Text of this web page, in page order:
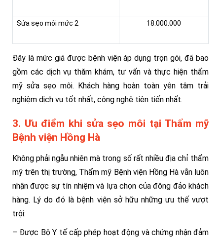
Sửa sẹo môi mức 2 18.000.000
Đây là mức giá được bệnh viện áp dụng trọn gói, đã bao
gồm các dịch vụ thăm khám, tư vấn và thực hiện thẩm
mỹ sửa sẹo môi. Khách hàng hoàn toàn yên tâm trải
nghiệm dịch vụ tốt nhất, công nghệ tiên tiến nhất.
3. Ưu điểm khi sửa sẹo môi tại Thẩm mỹ
Bệnh viện Hồng Hà
Không phải ngẫu nhiên mà trong số rất nhiều địa chỉ thẩm
mỹ trên thị trường, Thẩm mỹ Bệnh viện Hồng Hà vẫn luôn
nhận được sự tín nhiệm và lựa chọn của đông đảo khách
hàng. Lý do đó là bệnh viện sở hữu những ưu thế vượt
trội:
– Được Bộ Y tế cấp phép hoạt động và chứng nhận đảm